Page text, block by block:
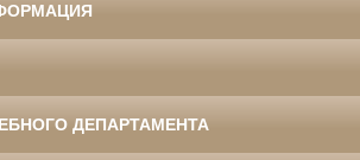
ДЕПАРТАМЕНТА